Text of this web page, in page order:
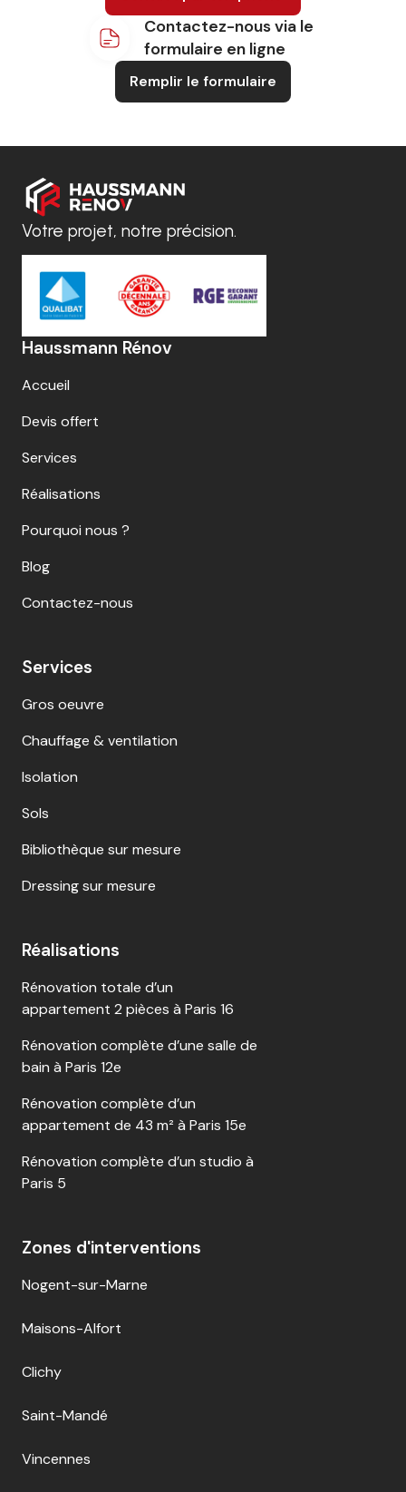
Contactez-nous via le
formulaire en ligne
Remplir le formulaire
Votre projet, notre précision.
Haussmann Rénov
Accueil
Devis offert
Services
Réalisations
Pourquoi nous ?
Blog
Contactez-nous
Services
Gros oeuvre
Chauffage & ventilation
Isolation
Sols
Bibliothèque sur mesure
Dressing sur mesure
Réalisations
Rénovation totale d’un
appartement 2 pièces à Paris 16
Rénovation complète d’une salle de
bain à Paris 12e
Rénovation complète d’un
appartement de 43 m² à Paris 15e
Rénovation complète d’un studio à
Paris 5
Zones d'interventions
Nogent-sur-Marne
Maisons-Alfort
Clichy
Saint-Mandé
Vincennes